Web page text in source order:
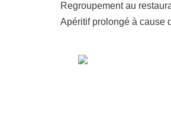
Regroupement au
Apéritif prolongé à cause